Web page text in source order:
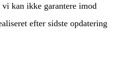
vi kan ikke garantere imod
efter sidste opdatering